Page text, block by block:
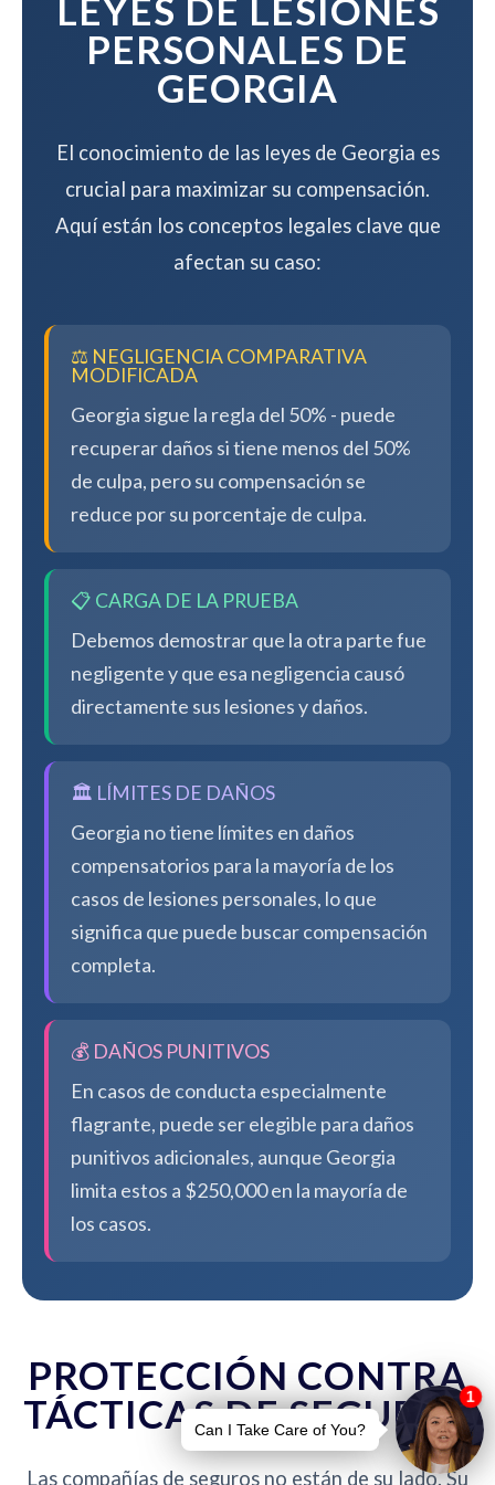
LEYES DE LESIONES
PERSONALES DE
GEORGIA
El conocimiento de las leyes de Georgia es
crucial para maximizar su compensación.
Aquí están los conceptos legales clave que
afectan su caso:
⚖️ NEGLIGENCIA COMPARATIVA
MODIFICADA
Georgia sigue la regla del 50% - puede
recuperar daños si tiene menos del 50%
de culpa, pero su compensación se
reduce por su porcentaje de culpa.
📋 CARGA DE LA PRUEBA
Debemos demostrar que la otra parte fue
negligente y que esa negligencia causó
directamente sus lesiones y daños.
🏛️ LÍMITES DE DAÑOS
Georgia no tiene límites en daños
compensatorios para la mayoría de los
casos de lesiones personales, lo que
significa que puede buscar compensación
completa.
💰 DAÑOS PUNITIVOS
En casos de conducta especialmente
flagrante, puede ser elegible para daños
punitivos adicionales, aunque Georgia
limita estos a $250,000 en la mayoría de
los casos.
PROTECCIÓN CONTRA
TÁCTICAS DE SEGUROS
Las compañías de seguros no están de su lado. Su